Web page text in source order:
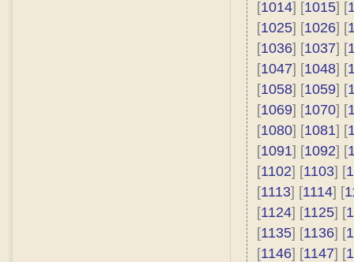
[1014] [1015] [
[1025] [1026] [
[1036] [1037] [
[1047] [1048] [
[1058] [1059] [
[1069] [1070] [
[1080] [1081] [
[1091] [1092] [
[1102] [1103] [
[1113] [1114] [
[1124] [1125] [
[1135] [1136] [
[1146] [1147] [